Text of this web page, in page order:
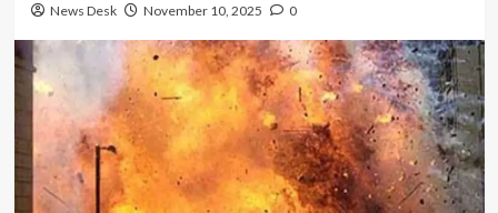
News Desk November 10, 2025 0